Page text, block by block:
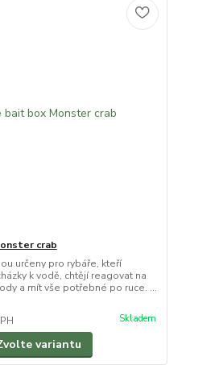
crab
určeny pro rybáře, kteří
k vodě, chtějí reagovat na
a mít vše potřebné po ruce. ...
Skladem
variantu